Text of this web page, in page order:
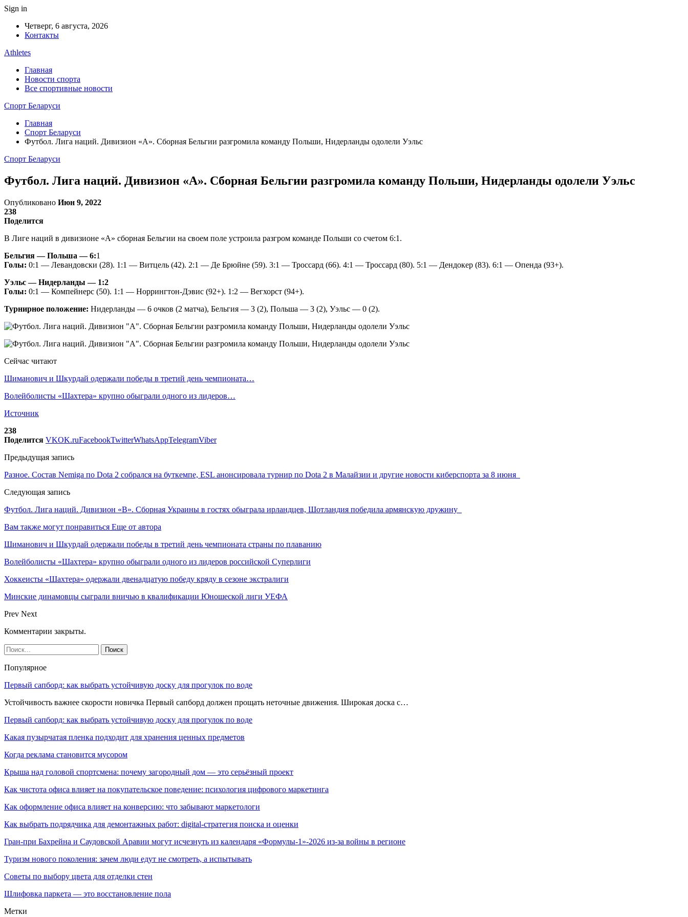
Sign in
Четверг, 6 августа, 2026
Контакты
Athletes
Главная
Новости спорта
Все спортивные новости
Спорт Беларуси
Главная
Спорт Беларуси
Футбол. Лига наций. Дивизион «А». Сборная Бельгии разгромила команду Польши, Нидерланды одолели Уэльс
Спорт Беларуси
Футбол. Лига наций. Дивизион «А». Сборная Бельгии разгромила команду Польши, Нидерланды одолели Уэльс
Опубликовано Июн 9, 2022
238
Поделится
В Лиге наций в дивизионе «А» сборная Бельгии на своем поле устроила разгром команде Польши со счетом 6:1.
Бельгия — Польша — 6:1
Голы: 0:1 — Левандовски (28). 1:1 — Витцель (42). 2:1 — Де Брюйне (59). 3:1 — Троссард (66). 4:1 — Троссард (80). 5:1 — Дендокер (83). 6:1 — Опенда (93+).
Уэльс — Нидерланды — 1:2
Голы: 0:1 — Компейнерс (50). 1:1 — Норрингтон-Дэвис (92+). 1:2 — Вегхорст (94+).
Турнирное положение: Нидерланды — 6 очков (2 матча), Бельгия — 3 (2), Польша — 3 (2), Уэльс — 0 (2).
Сейчас читают
Шиманович и Шкурдай одержали победы в третий день чемпионата…
Волейболисты «Шахтера» крупно обыграли одного из лидеров…
Источник
238
Поделится VKOK.ruFacebookTwitterWhatsAppTelegramViber
Предыдущая запись
Разное. Состав Nemiga по Dota 2 собрался на буткемпе, ESL анонсировала турнир по Dota 2 в Малайзии и другие новости киберспорта за 8 июня
Следующая запись
Футбол. Лига наций. Дивизион «В». Сборная Украины в гостях обыграла ирландцев, Шотландия победила армянскую дружину
Вам также могут понравиться Еще от автора
Шиманович и Шкурдай одержали победы в третий день чемпионата страны по плаванию
Волейболисты «Шахтера» крупно обыграли одного из лидеров российской Суперлиги
Хоккеисты «Шахтера» одержали двенадцатую победу кряду в сезоне экстралиги
Минские динамовцы сыграли вничью в квалификации Юношеской лиги УЕФА
Prev Next
Комментарии закрыты.
Популярное
Первый сапборд: как выбрать устойчивую доску для прогулок по воде
Устойчивость важнее скорости новичка Первый сапборд должен прощать неточные движения. Широкая доска с…
Первый сапборд: как выбрать устойчивую доску для прогулок по воде
Какая пузырчатая пленка подходит для хранения ценных предметов
Когда реклама становится мусором
Крыша над головой спортсмена: почему загородный дом — это серьёзный проект
Как чистота офиса влияет на покупательское поведение: психология цифрового маркетинга
Как оформление офиса влияет на конверсию: что забывают маркетологи
Как выбрать подрядчика для демонтажных работ: digital-стратегия поиска и оценки
Гран-при Бахрейна и Саудовской Аравии могут исчезнуть из календаря «Формулы-1»-2026 из-за войны в регионе
Туризм нового поколения: зачем люди едут не смотреть, а испытывать
Советы по выбору цвета для отделки стен
Шлифовка паркета — это восстановление пола
Метки